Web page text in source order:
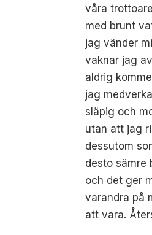
våra
med brunt
jag vänder
vaknar jag
aldrig
jag
släpig och
utan att jag
dessutom
desto sämre
och det ger
varandra på
att vara.